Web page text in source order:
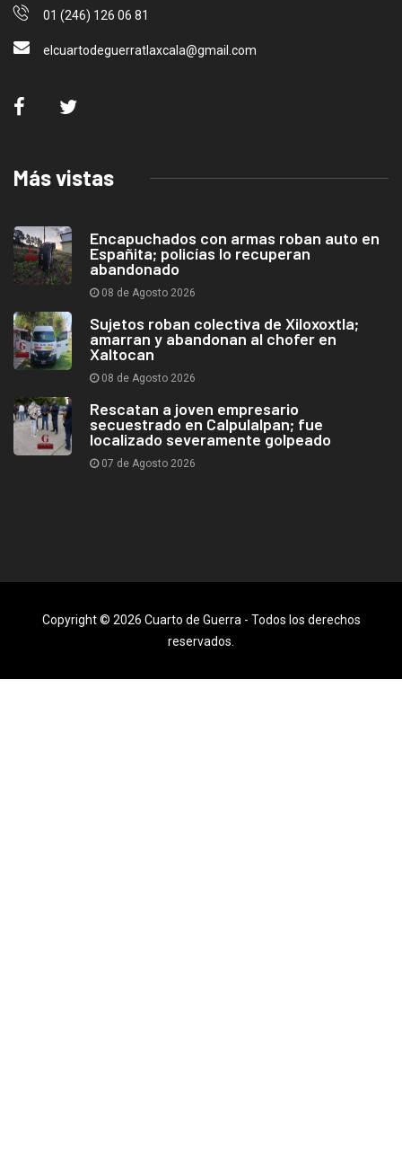
01 (246) 126 06 81
elcuartodeguerratlaxcala@gmail.com
Más vistas
Encapuchados con armas roban auto en
Españita; policías lo recuperan
abandonado
08 de Agosto 2026
Sujetos roban colectiva de Xiloxoxtla;
amarran y abandonan al chofer en
Xaltocan
08 de Agosto 2026
Rescatan a joven empresario
secuestrado en Calpulalpan; fue
localizado severamente golpeado
07 de Agosto 2026
Copyright © 2026 Cuarto de Guerra - Todos los derechos
reservados.